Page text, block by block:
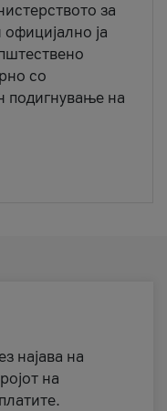
за
ја
со
подигнување на
најава на
на